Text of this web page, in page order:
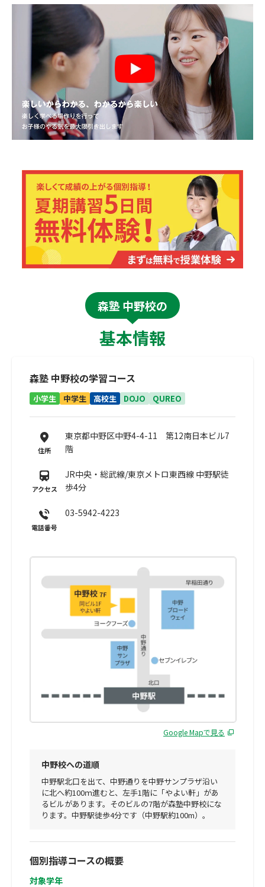
森塾 中野校の
基本情報
森塾 中野校の学習コース
小学生 中学生 高校生 DOJO QUREO
住所
東京都中野区中野4-4-11 第12南日本ビル7
階
アクセス
JR中央・総武線/東京メトロ東西線 中野駅徒
歩4分
電話番号
03-5942-4223
個別指導コースの概要
対象学年
Google Mapで見る
中野校への道順
中野駅北口を出て、中野通りを中野サンプラザ沿い
に北へ約100ｍ進むと、左手1階に「やよい軒」があ
るビルがあります。そのビルの7階が森塾中野校にな
ります。中野駅徒歩4分です（中野駅約100m）。